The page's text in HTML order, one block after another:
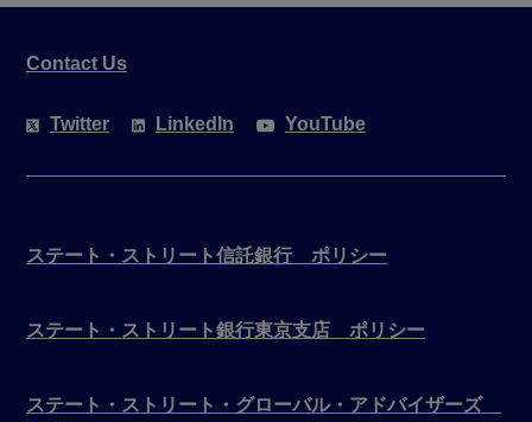
Contact Us
Twitter LinkedIn YouTube
ステート・ストリート信託銀行 ポリシー
ステート・ストリート銀行東京支店 ポリシー
ステート・ストリート・グローバル・アドバイザーズ